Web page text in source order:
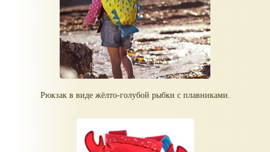
Рюкзак в виде жёлто-голубой рыбки с плавниками.